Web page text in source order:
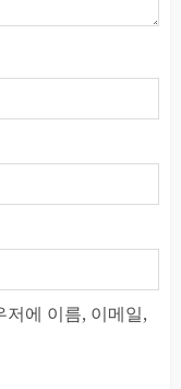
에 이름, 이메일,